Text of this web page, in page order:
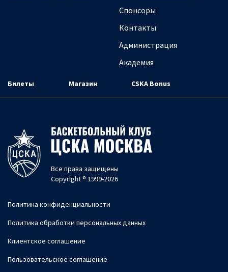
Спонсоры
Контакты
Администрация
Академия
Билеты Магазин CSKA Bonus
Все права защищены
Copyright ® 1999-2026
Политика конфиденциальности
Политика обработки персональных данных
Клиентское соглашение
Пользовательское соглашение